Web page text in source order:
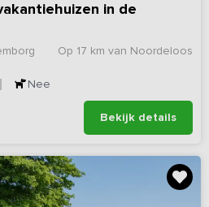
in de
Op 17 km van Noordeloos
Nee
Bekijk details